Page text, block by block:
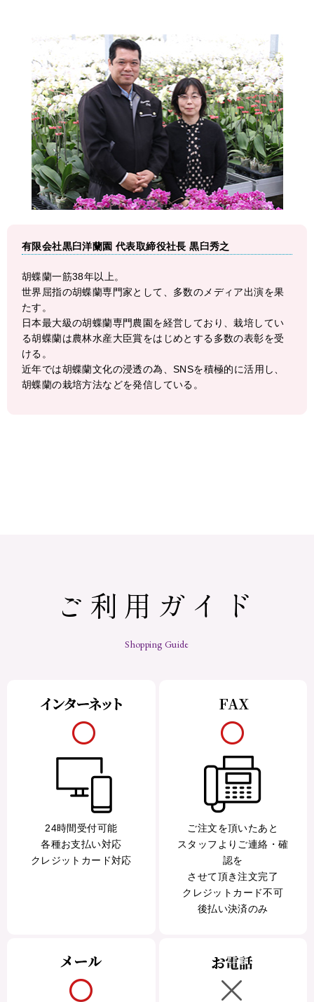
有限会社黒臼洋蘭園 代表取締役社長 黒臼秀之
胡蝶蘭一筋38年以上。
世界屈指の胡蝶蘭専門家として、多数のメディア出演を果
たす。
日本最大級の胡蝶蘭専門農園を経営しており、栽培してい
る胡蝶蘭は農林水産大臣賞をはじめとする多数の表彰を受
ける。
近年では胡蝶蘭文化の浸透の為、SNSを積極的に活用し、
胡蝶蘭の栽培方法などを発信している。
ご利用ガイド
Shopping Guide
24時間受付可能
各種お支払い対応
クレジットカード対応
ご注文を頂いたあと
スタッフよりご連絡・確
認を
させて頂き注文完了
クレジットカード不可
後払い決済のみ